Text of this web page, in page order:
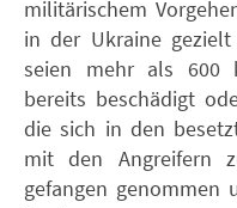
militärischem
in der Ukraine gezielt
seien mehr als 600
bereits beschädigt
die sich in den
mit den Angreifern
gefangen genommen